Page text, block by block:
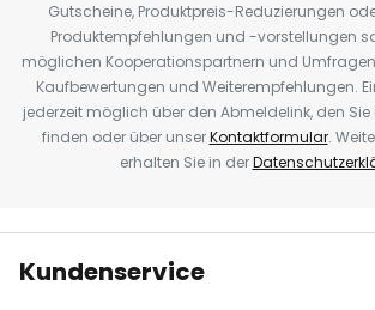
Gutscheine, Produktpreis-Reduzierungen
Produktempfehlungen und -vorstellungen
möglichen Kooperationspartnern und
Kaufbewertungen und Weiterempfehlungen.
jederzeit möglich über den Abmeldelink, den Sie
finden oder über unserKontaktformular.
erhalten Sie in der
Kundenservice